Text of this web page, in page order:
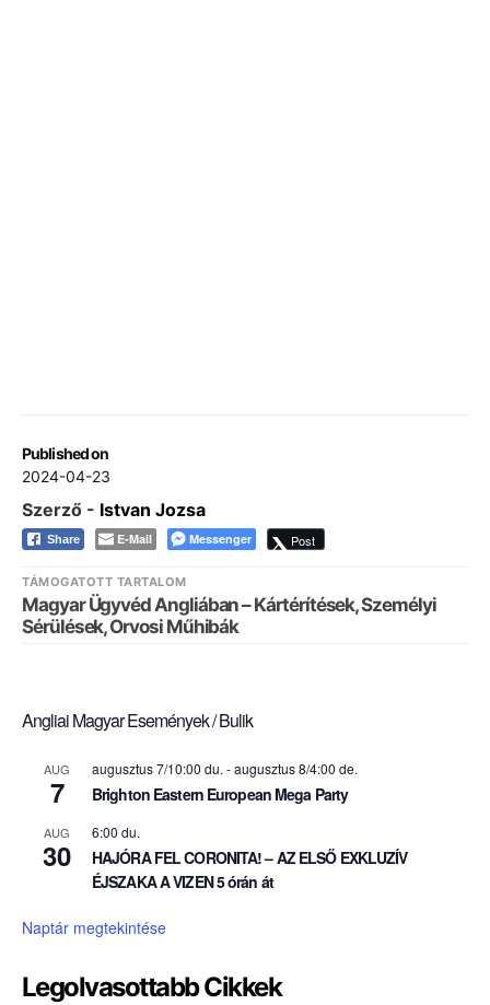
Published on
2024-04-23
Szerző - Istvan Jozsa
Share E-Mail Messenger Post
TÁMOGATOTT TARTALOM
Magyar Ügyvéd Angliában – Kártérítések, Személyi
Sérülések, Orvosi Műhibák
Angliai Magyar Események / Bulik
AUG
7
augusztus 7/10:00 du. -augusztus 8/4:00 de.
Brighton Eastern European Mega Party
AUG
30
6:00 du.
HAJÓRA FEL CORONITA! – AZ ELSŐ EXKLUZÍV
ÉJSZAKA A VIZEN 5 órán át
Naptár megtekintése
Legolvasottabb Cikkek